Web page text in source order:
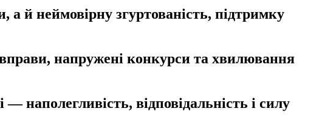
й неймовірну згуртованість, підтримку
напружені конкурси та хвилювання
відповідальність і силу